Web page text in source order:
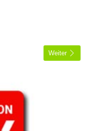
Weiter